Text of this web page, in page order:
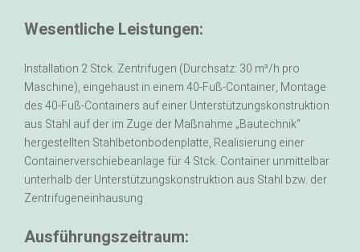
Wesentliche Leistungen:
Installation 2 Stck. Zentrifugen (Durchsatz: 30 m³/h pro
Maschine), eingehaust in einem 40-Fuß-Container, Montage
des 40-Fuß-Containers auf einer Unterstützungskonstruktion
aus Stahl auf der im Zuge der Maßnahme „Bautechnik“
hergestellten Stahlbetonbodenplatte, Realisierung einer
Containerverschiebeanlage für 4 Stck. Container unmittelbar
unterhalb der Unterstützungskonstruktion aus Stahl bzw. der
Zentrifugeneinhausung
Ausführungszeitraum: